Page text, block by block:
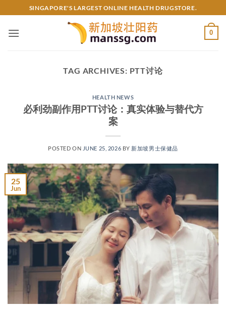
to
content
SINGAPORE'S LARGEST ONLINE HEALTH DRUGSTORE.
0
TAG ARCHIVES: PTT讨论
HEALTH NEWS
必利劲副作用PTT讨论：真实体验与替代方
案
POSTED ON JUNE 25, 2026 BY 新加坡男士保健品
25
Jun